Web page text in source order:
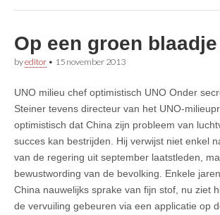
Op een groen
byeditor • 15 november 2013
UNO milieu chef optimistisch UNO Onder
Steiner tevens directeur van het UNO-
optimistisch dat China zijn probleem van
succes kan bestrijden. Hij verwijst niet enkel
van de regering uit september laatstleden,
bewustwording van de bevolking. Enkele
China nauwelijks sprake van fijn stof, nu ziet
de vervuiling gebeuren via een applicatie op